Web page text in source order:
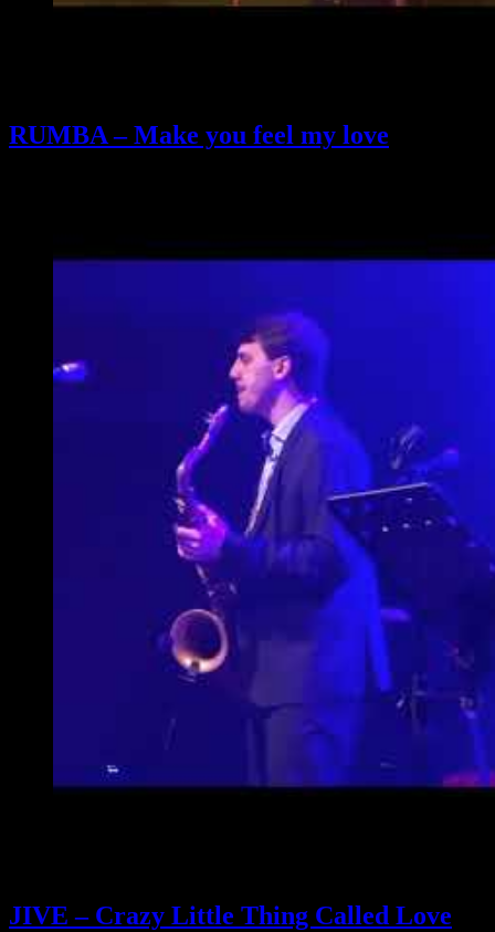
RUMBA – Make you feel my love
JIVE – Crazy Little Thing Called Love